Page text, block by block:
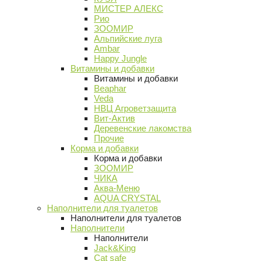
МИСТЕР АЛЕКС
Рио
ЗООМИР
Альпийские луга
Ambar
Happy Jungle
Витамины и добавки
Витамины и добавки
Beaphar
Veda
НВЦ Агроветзащита
Вит-Актив
Деревенские лакомства
Прочие
Корма и добавки
Корма и добавки
ЗООМИР
ЧИКА
Аква-Меню
AQUA CRYSTAL
Наполнители для туалетов
Наполнители для туалетов
Наполнители
Наполнители
Jack&King
Cat safe